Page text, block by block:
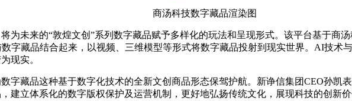
商汤科技数字藏品渲染图
未来的“敦煌文创”系列数字藏品赋予多样化的玩法和呈现形式。该平台基于商汤
字藏品结合起来，以视频、三维模型等形式将数字藏品投射到现实世界。AI技术
现实。
藏品这种基于数字化技术的全新文创商品形态保驾护航。新诤信集团CEO孙凯
建立体系化的数字版权保护及运营机制，更好地弘扬传统文化，展现科技的创新